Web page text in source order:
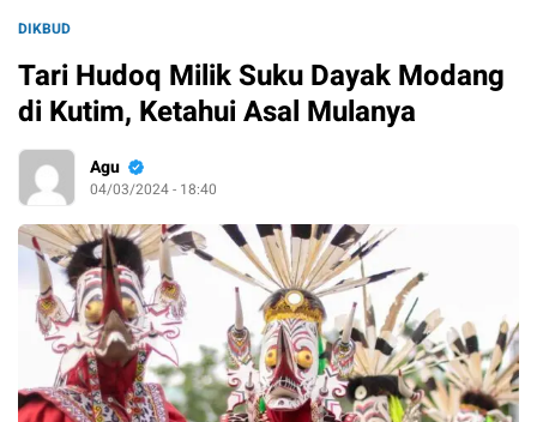
DIKBUD
Tari Hudoq Milik Suku Dayak Modang
di Kutim, Ketahui Asal Mulanya
Agu
04/03/2024 - 18:40